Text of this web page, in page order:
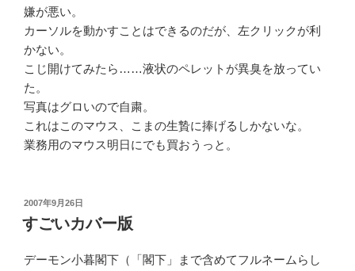
嫌が悪い。
カーソルを動かすことはできるのだが、左クリックが利
かない。
こじ開けてみたら……液状のペレットが異臭を放ってい
た。
写真はグロいので自粛。
これはこのマウス、こまの生贄に捧げるしかないな。
業務用のマウス明日にでも買おうっと。
投
稿
日:
2007年9月26日
すごいカバー版
デーモン小暮閣下（「閣下」まで含めてフルネームらし